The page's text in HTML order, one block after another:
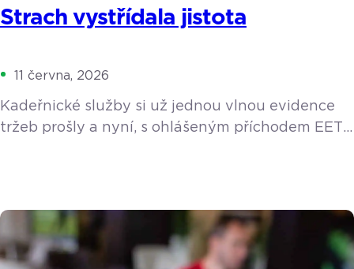
Strach vystřídala jistota
11 června, 2026
Kadeřnické služby si už jednou vlnou evidence
tržeb prošly a nyní, s ohlášeným příchodem EET
i kadeřnice Alžběta ze Středočeského kraje, která
musela řešit povinnost evidovat platby již ve
druhé vlně EET, kvůli doplňkovému prodeji